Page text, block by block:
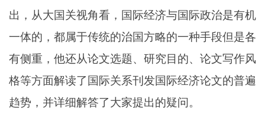
出 ， 从大国关视角看，国际经济与国际政治是有机
一体的，都属于传统的治国方略的一种手段但是各
有侧重 ， 他还从论文选题、研究目的、论文写作风
格等方面解读了国际关系刊发国际经济论文的普遍
趋势，并详细解答了大家提出的疑问。